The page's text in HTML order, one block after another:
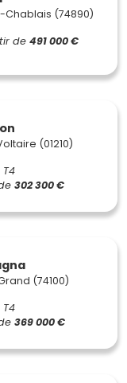
Chablais (74890)
de 491 000 €
(01210)
T4
302 300 €
(74100)
T4
369 000 €